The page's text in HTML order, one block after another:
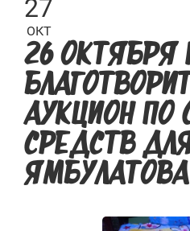
27
ОКТ
26 ОКТЯБРЯ
АУКЦИОН ПО
СРЕДСТВ
ЯМБУЛАТОВА